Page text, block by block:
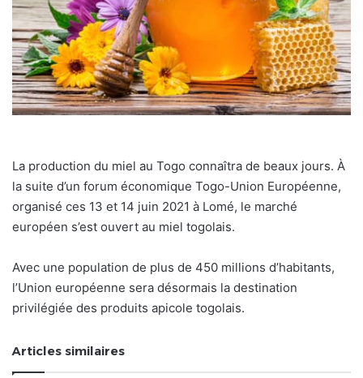
La production du miel au Togo connaîtra de beaux jours. À
la suite d’un forum économique Togo-Union Européenne,
organisé ces 13 et 14 juin 2021 à Lomé, le marché
européen s’est ouvert au miel togolais.
Avec une population de plus de 450 millions d’habitants,
l’Union européenne sera désormais la destination
privilégiée des produits apicole togolais.
Articles similaires